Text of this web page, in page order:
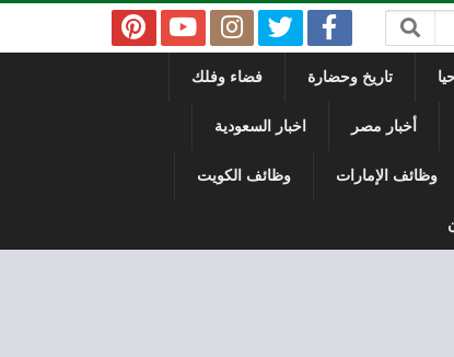
تاريخ وحضارة فضاء وفلك
أخبار مصر اخبار السعودية
وظائف الإمارات وظائف الكويت